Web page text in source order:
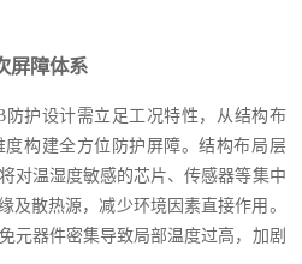
屏障体系
防护设计需立足工况特性，从结构布
构建全方位防护屏障。结构布局层
对温湿度敏感的芯片、传感器等集中
及散热源，减少环境因素直接作用。
元器件密集导致局部温度过高，加剧